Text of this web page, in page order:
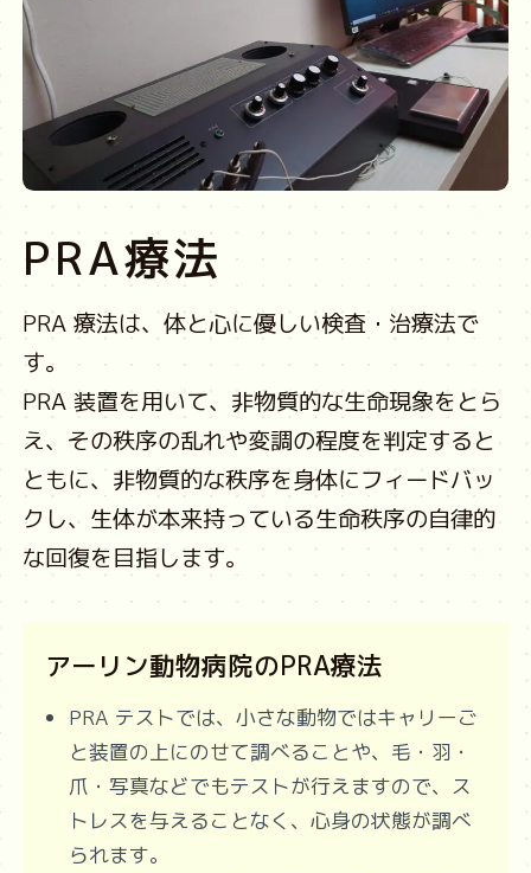
PRA療法
PRA 療法は、体と心に優しい検査・治療法で
す。
PRA 装置を用いて、非物質的な生命現象をとら
え、その秩序の乱れや変調の程度を判定すると
ともに、非物質的な秩序を身体にフィードバッ
クし、生体が本来持っている生命秩序の自律的
な回復を目指します。
アーリン動物病院のPRA療法
PRA テストでは、小さな動物ではキャリーご
と装置の上にのせて調べることや、毛・羽・
爪・写真などでもテストが行えますので、ス
トレスを与えることなく、心身の状態が調べ
られます。